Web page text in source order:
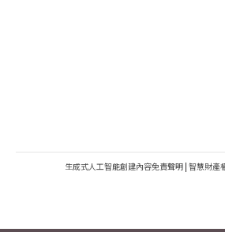
生成式人工智能創建內容免責聲明 | 智慧財產